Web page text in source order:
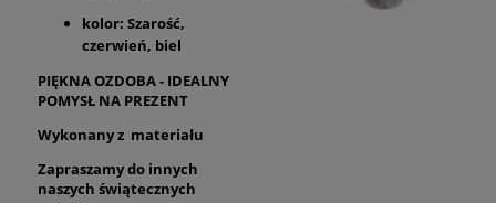
kolor: Szarość,
czerwień, biel
PIĘKNA OZDOBA - IDEALNY
POMYSŁ NA PREZENT
Wykonany z materiału
Zapraszamy do innych
naszych świątecznych